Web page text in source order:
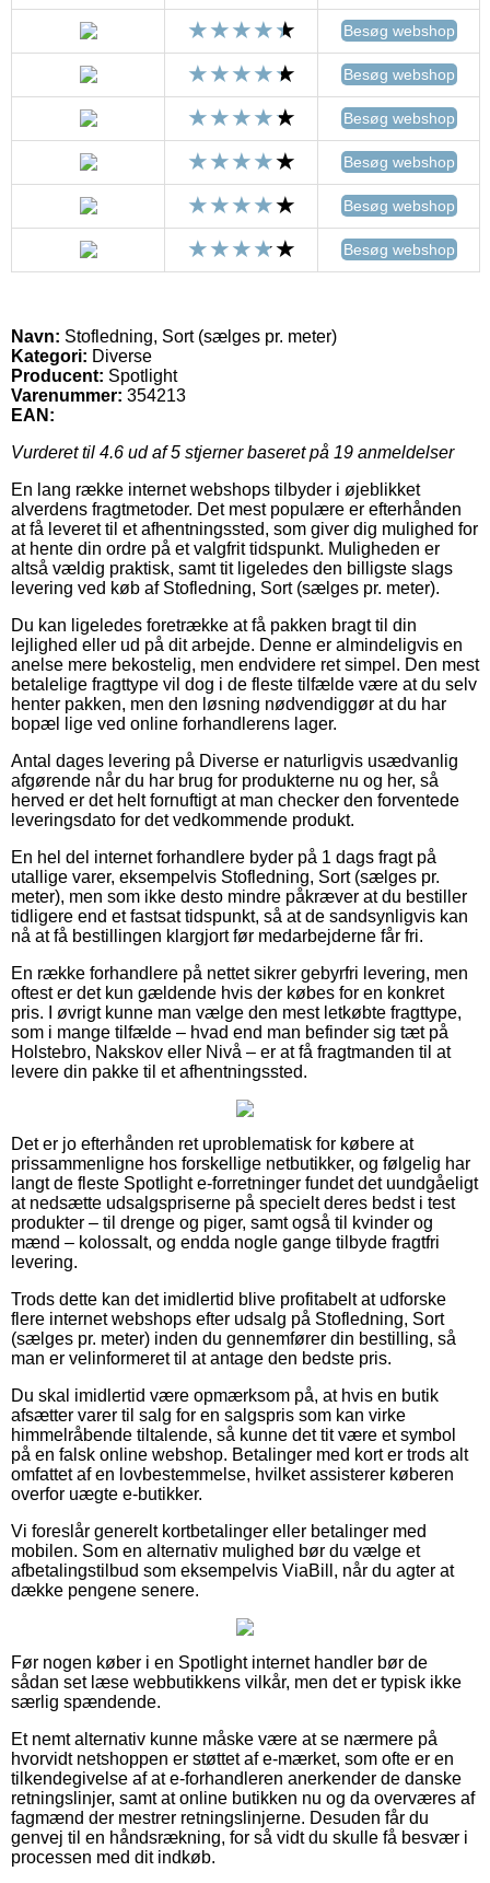
Besøg webshop
Besøg webshop
Besøg webshop
Besøg webshop
Besøg webshop
Besøg webshop
Navn: Stofledning, Sort (sælges pr. meter)
Kategori: Diverse
Producent: Spotlight
Varenummer: 354213
EAN:
Vurderet til 4.6 ud af 5 stjerner baseret på 19 anmeldelser
En lang række internet webshops tilbyder i øjeblikket
alverdens fragtmetoder. Det mest populære er efterhånden
at få leveret til et afhentningssted, som giver dig mulighed for
at hente din ordre på et valgfrit tidspunkt. Muligheden er
altså vældig praktisk, samt tit ligeledes den billigste slags
levering ved køb af Stofledning, Sort (sælges pr. meter).
Du kan ligeledes foretrække at få pakken bragt til din
lejlighed eller ud på dit arbejde. Denne er almindeligvis en
anelse mere bekostelig, men endvidere ret simpel. Den mest
betalelige fragttype vil dog i de fleste tilfælde være at du selv
henter pakken, men den løsning nødvendiggør at du har
bopæl lige ved online forhandlerens lager.
Antal dages levering på Diverse er naturligvis usædvanlig
afgørende når du har brug for produkterne nu og her, så
herved er det helt fornuftigt at man checker den forventede
leveringsdato for det vedkommende produkt.
En hel del internet forhandlere byder på 1 dags fragt på
utallige varer, eksempelvis Stofledning, Sort (sælges pr.
meter), men som ikke desto mindre påkræver at du bestiller
tidligere end et fastsat tidspunkt, så at de sandsynligvis kan
nå at få bestillingen klargjort før medarbejderne får fri.
En række forhandlere på nettet sikrer gebyrfri levering, men
oftest er det kun gældende hvis der købes for en konkret
pris. I øvrigt kunne man vælge den mest letkøbte fragttype,
som i mange tilfælde – hvad end man befinder sig tæt på
Holstebro, Nakskov eller Nivå – er at få fragtmanden til at
levere din pakke til et afhentningssted.
Det er jo efterhånden ret uproblematisk for købere at
prissammenligne hos forskellige netbutikker, og følgelig har
langt de fleste Spotlight e-forretninger fundet det uundgåeligt
at nedsætte udsalgspriserne på specielt deres bedst i test
produkter – til drenge og piger, samt også til kvinder og
mænd – kolossalt, og endda nogle gange tilbyde fragtfri
levering.
Trods dette kan det imidlertid blive profitabelt at udforske
flere internet webshops efter udsalg på Stofledning, Sort
(sælges pr. meter) inden du gennemfører din bestilling, så
man er velinformeret til at antage den bedste pris.
Du skal imidlertid være opmærksom på, at hvis en butik
afsætter varer til salg for en salgspris som kan virke
himmelråbende tiltalende, så kunne det tit være et symbol
på en falsk online webshop. Betalinger med kort er trods alt
omfattet af en lovbestemmelse, hvilket assisterer køberen
overfor uægte e-butikker.
Vi foreslår generelt kortbetalinger eller betalinger med
mobilen. Som en alternativ mulighed bør du vælge et
afbetalingstilbud som eksempelvis ViaBill, når du agter at
dække pengene senere.
Før nogen køber i en Spotlight internet handler bør de
sådan set læse webbutikkens vilkår, men det er typisk ikke
særlig spændende.
Et nemt alternativ kunne måske være at se nærmere på
hvorvidt netshoppen er støttet af e-mærket, som ofte er en
tilkendegivelse af at e-forhandleren anerkender de danske
retningslinjer, samt at online butikken nu og da overværes af
fagmænd der mestrer retningslinjerne. Desuden får du
genvej til en håndsrækning, for så vidt du skulle få besvær i
processen med dit indkøb.